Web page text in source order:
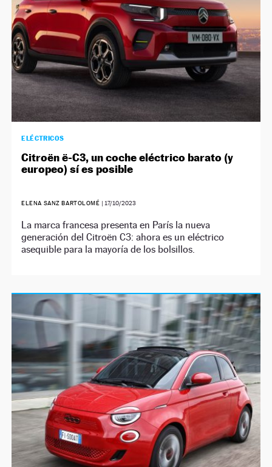
ELÉCTRICOS
Citroën ë-C3, un coche eléctrico barato (y
europeo) sí es posible
ELENA SANZ BARTOLOMÉ | 17/10/2023
La marca francesa presenta en París la nueva
generación del Citroën C3: ahora es un eléctrico
asequible para la mayoría de los bolsillos.